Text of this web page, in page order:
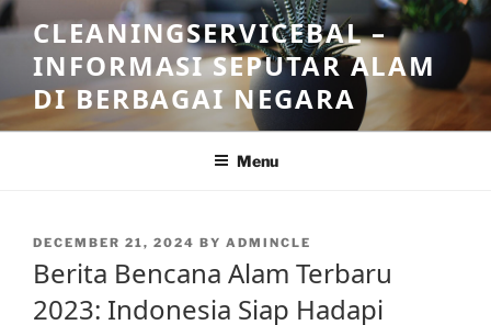
Skip
to
content
CLEANINGSERVICEBAL –
INFORMASI SEPUTAR ALAM
DI BERBAGAI NEGARA
Menu
POSTED
DECEMBER 21, 2024 BY ADMINCLE
Berita Bencana Alam Terbaru
2023: Indonesia Siap Hadapi